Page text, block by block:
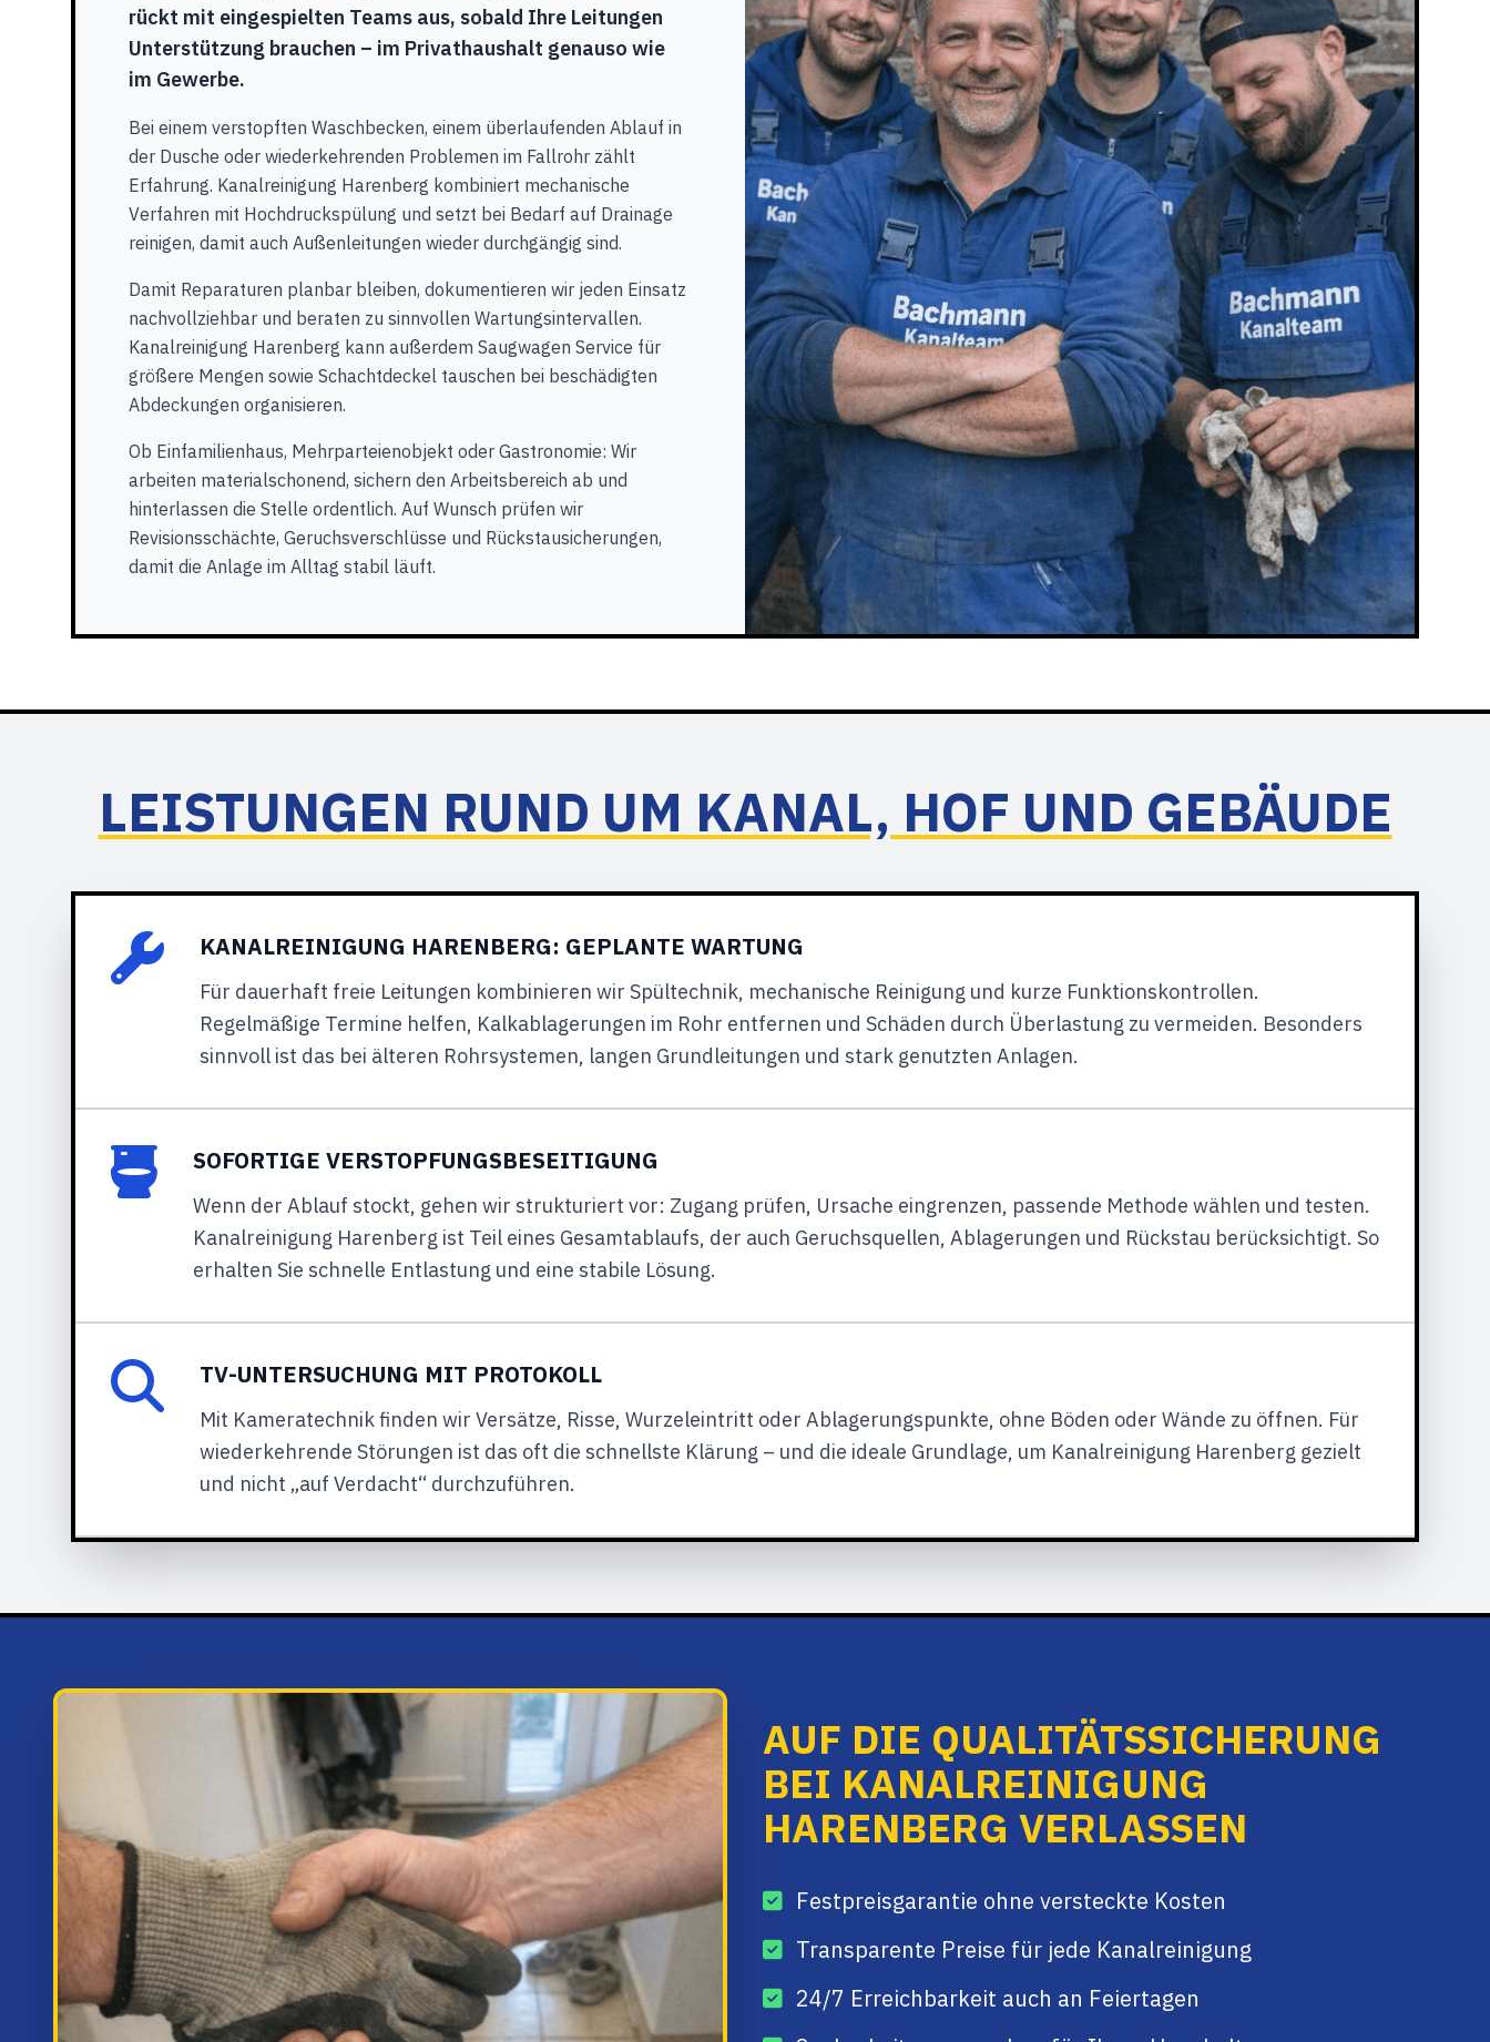
rückt mit eingespielten Teams aus, sobald Ihre Leitungen
Unterstützung brauchen – im Privathaushalt genauso wie
im Gewerbe.
Bei einem verstopften Waschbecken, einem überlaufenden Ablauf in
der Dusche oder wiederkehrenden Problemen im Fallrohr zählt
Erfahrung. Kanalreinigung Harenberg kombiniert mechanische
Verfahren mit Hochdruckspülung und setzt bei Bedarf auf Drainage
reinigen, damit auch Außenleitungen wieder durchgängig sind.
Damit Reparaturen planbar bleiben, dokumentieren wir jeden Einsatz
nachvollziehbar und beraten zu sinnvollen Wartungsintervallen.
Kanalreinigung Harenberg kann außerdem Saugwagen Service für
größere Mengen sowie Schachtdeckel tauschen bei beschädigten
Abdeckungen organisieren.
Ob Einfamilienhaus, Mehrparteienobjekt oder Gastronomie: Wir
arbeiten materialschonend, sichern den Arbeitsbereich ab und
hinterlassen die Stelle ordentlich. Auf Wunsch prüfen wir
Revisionsschächte, Geruchsverschlüsse und Rückstausicherungen,
damit die Anlage im Alltag stabil läuft.
LEISTUNGEN RUND UM KANAL, HOF UND GEBÄUDE
KANALREINIGUNG HARENBERG: GEPLANTE WARTUNG
Für dauerhaft freie Leitungen kombinieren wir Spültechnik, mechanische Reinigung und kurze Funktionskontrollen.
Regelmäßige Termine helfen, Kalkablagerungen im Rohr entfernen und Schäden durch Überlastung zu vermeiden. Besonders
sinnvoll ist das bei älteren Rohrsystemen, langen Grundleitungen und stark genutzten Anlagen.
SOFORTIGE VERSTOPFUNGSBESEITIGUNG
Wenn der Ablauf stockt, gehen wir strukturiert vor: Zugang prüfen, Ursache eingrenzen, passende Methode wählen und testen.
Kanalreinigung Harenberg ist Teil eines Gesamtablaufs, der auch Geruchsquellen, Ablagerungen und Rückstau berücksichtigt. So
erhalten Sie schnelle Entlastung und eine stabile Lösung.
TV-UNTERSUCHUNG MIT PROTOKOLL
Mit Kameratechnik finden wir Versätze, Risse, Wurzeleintritt oder Ablagerungspunkte, ohne Böden oder Wände zu öffnen. Für
wiederkehrende Störungen ist das oft die schnellste Klärung – und die ideale Grundlage, um Kanalreinigung Harenberg gezielt
und nicht „auf Verdacht“ durchzuführen.
AUF DIE QUALITÄTSSICHERUNG
BEI KANALREINIGUNG
HARENBERG VERLASSEN
Festpreisgarantie ohne versteckte Kosten
Transparente Preise für jede Kanalreinigung
24/7 Erreichbarkeit auch an Feiertagen